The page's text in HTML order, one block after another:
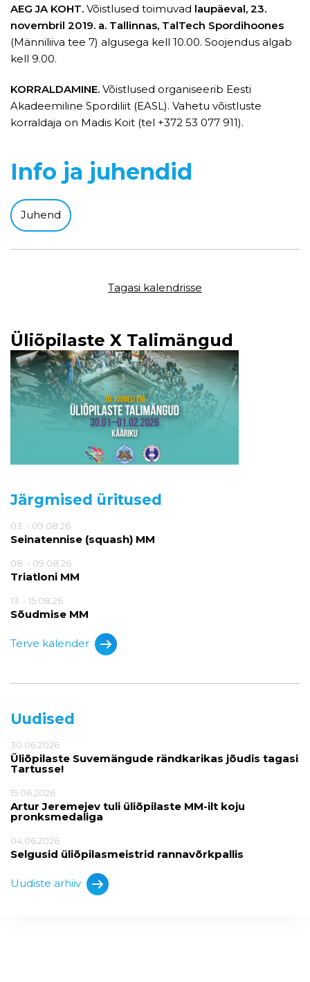
Üliõpilaste X Talimängud
Järgmised üritused
03. - 09.08.26
Seinatennise (squash) MM
08. - 09.08.26
Triatloni MM
13. - 15.08.26
Sõudmise MM
Terve kalender
Uudised
30.06.2026
Üliõpilaste Suvemängude rändkarikas jõudis tagasi
Tartusse!
15.06.2026
Artur Jeremejev tuli üliõpilaste MM-ilt koju
pronksmedaliga
04.06.2026
Selgusid üliõpilasmeistrid rannavõrkpallis
Uudiste arhiiv
AEG JA KOHT. Võistlused toimuvad laupäeval, 23.
novembril 2019. a. Tallinnas, TalTech Spordihoones
(Männiliiva tee 7) algusega kell 10.00. Soojendus algab
kell 9.00.
KORRALDAMINE. Võistlused organiseerib Eesti
Akadeemiline Spordiliit (EASL). Vahetu võistluste
korraldaja on Madis Koit (tel +372 53 077 911).
Info ja juhendid
Juhend
Tagasi kalendrisse